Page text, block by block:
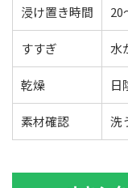
浸け置き時間 20
すすぎ 水
乾燥 日
素材確認 洗